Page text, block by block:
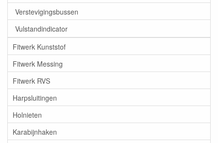
Verstevigingsbussen
Vulstandindicator
Fitwerk Kunststof
Fitwerk Messing
Fitwerk RVS
Harpsluitingen
Holnieten
Karabijnhaken